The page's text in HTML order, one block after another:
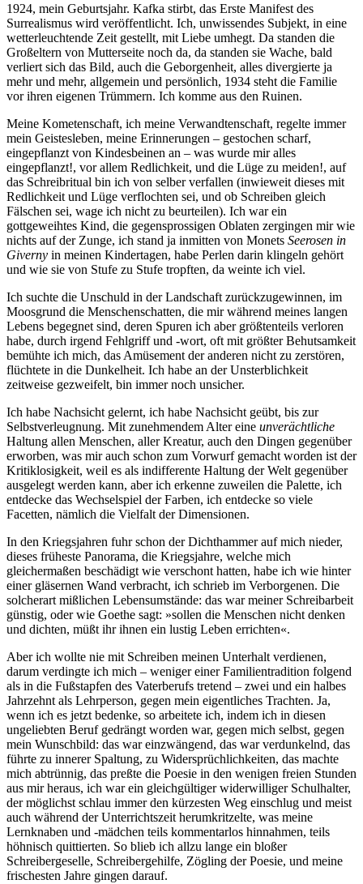
1924, mein Geburtsjahr. Kafka stirbt, das Erste Manifest des
Surrealismus wird veröffentlicht. Ich, unwissendes Subjekt, in eine
wetterleuchtende Zeit gestellt, mit Liebe umhegt. Da standen die
Großeltern von Mutterseite noch da, da standen sie Wache, bald
verliert sich das Bild, auch die Geborgenheit, alles divergierte ja
mehr und mehr, allgemein und persönlich, 1934 steht die Familie
vor ihren eigenen Trümmern. Ich komme aus den Ruinen.
Meine Kometenschaft, ich meine Verwandtenschaft, regelte immer
mein Geistesleben, meine Erinnerungen – gestochen scharf,
eingepflanzt von Kindesbeinen an – was wurde mir alles
eingepflanzt!, vor allem Redlichkeit, und die Lüge zu meiden!, auf
das Schreibritual bin ich von selber verfallen (inwieweit dieses mit
Redlichkeit und Lüge verflochten sei, und ob Schreiben gleich
Fälschen sei, wage ich nicht zu beurteilen). Ich war ein
gottgeweihtes Kind, die gegensprossigen Oblaten zergingen mir wie
nichts auf der Zunge, ich stand ja inmitten von Monets Seerosen in
Giverny in meinen Kindertagen, habe Perlen darin klingeln gehört
und wie sie von Stufe zu Stufe tropften, da weinte ich viel.
Ich suchte die Unschuld in der Landschaft zurückzugewinnen, im
Moosgrund die Menschenschatten, die mir während meines langen
Lebens begegnet sind, deren Spuren ich aber größtenteils verloren
habe, durch irgend Fehlgriff und -wort, oft mit größter Behutsamkeit
bemühte ich mich, das Amüsement der anderen nicht zu zerstören,
flüchtete in die Dunkelheit. Ich habe an der Unsterblichkeit
zeitweise gezweifelt, bin immer noch unsicher.
Ich habe Nachsicht gelernt, ich habe Nachsicht geübt, bis zur
Selbstverleugnung. Mit zunehmendem Alter eine unverächtliche
Haltung allen Menschen, aller Kreatur, auch den Dingen gegenüber
erworben, was mir auch schon zum Vorwurf gemacht worden ist der
Kritiklosigkeit, weil es als indifferente Haltung der Welt gegenüber
ausgelegt werden kann, aber ich erkenne zuweilen die Palette, ich
entdecke das Wechselspiel der Farben, ich entdecke so viele
Facetten, nämlich die Vielfalt der Dimensionen.
In den Kriegsjahren fuhr schon der Dichthammer auf mich nieder,
dieses früheste Panorama, die Kriegsjahre, welche mich
gleichermaßen beschädigt wie verschont hatten, habe ich wie hinter
einer gläsernen Wand verbracht, ich schrieb im Verborgenen. Die
solcherart mißlichen Lebensumstände: das war meiner Schreibarbeit
günstig, oder wie Goethe sagt: »sollen die Menschen nicht denken
und dichten, müßt ihr ihnen ein lustig Leben errichten«.
Aber ich wollte nie mit Schreiben meinen Unterhalt verdienen,
darum verdingte ich mich – weniger einer Familientradition folgend
als in die Fußstapfen des Vaterberufs tretend – zwei und ein halbes
Jahrzehnt als Lehrperson, gegen mein eigentliches Trachten. Ja,
wenn ich es jetzt bedenke, so arbeitete ich, indem ich in diesen
ungeliebten Beruf gedrängt worden war, gegen mich selbst, gegen
mein Wunschbild: das war einzwängend, das war verdunkelnd, das
führte zu innerer Spaltung, zu Widersprüchlichkeiten, das machte
mich abtrünnig, das preßte die Poesie in den wenigen freien Stunden
aus mir heraus, ich war ein gleichgültiger widerwilliger Schulhalter,
der möglichst schlau immer den kürzesten Weg einschlug und meist
auch während der Unterrichtszeit herumkritzelte, was meine
Lernknaben und -mädchen teils kommentarlos hinnahmen, teils
höhnisch quittierten. So blieb ich allzu lange ein bloßer
Schreibergeselle, Schreibergehilfe, Zögling der Poesie, und meine
frischesten Jahre gingen darauf.